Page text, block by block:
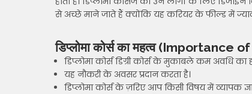
से अच्छे माने जाते हैं क्योंकि यह करियर के फील्ड में
डिप्लोमा कोर्स का महत्व
डिप्लोमा कोर्स डिग्री कोर्स के मुकाबले कम अवधि का
यह नौकरी के अवसर प्रदान करता है।
डिप्लोमा कोर्स के ज़रिए आप किसी विषय में व्यापक